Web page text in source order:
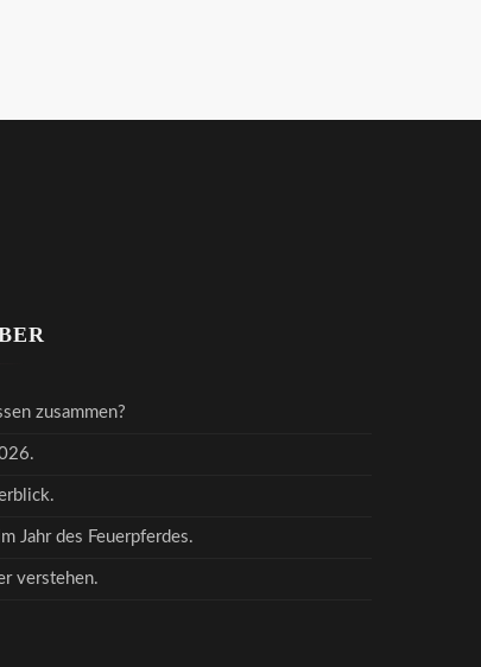
zusammen?
Jahr des Feuerpferdes.
verstehen.